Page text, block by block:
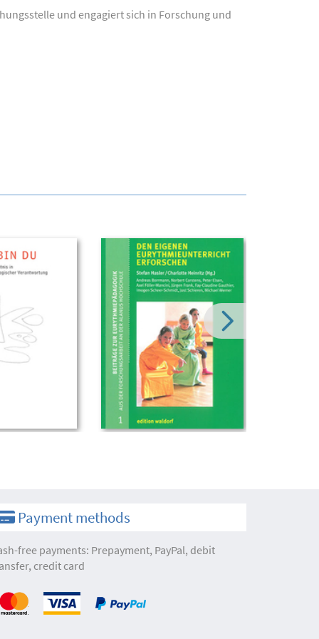
und engagiert sich in Forschung und
Payment methods
free payments: Prepayment, PayPal, debit
credit card